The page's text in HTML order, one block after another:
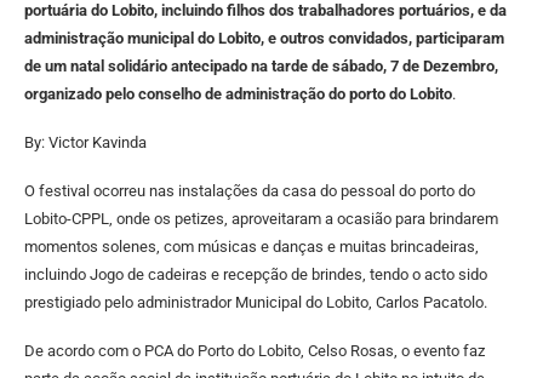
portuária do Lobito, incluindo filhos dos trabalhadores portuários, e da
administração municipal do Lobito, e outros convidados, participaram
de um natal solidário antecipado na tarde de sábado, 7 de Dezembro,
organizado pelo conselho de administração do porto do Lobito.
By: Victor Kavinda
O festival ocorreu nas instalações da casa do pessoal do porto do
Lobito-CPPL, onde os petizes, aproveitaram a ocasião para brindarem
momentos solenes, com músicas e danças e muitas brincadeiras,
incluindo Jogo de cadeiras e recepção de brindes, tendo o acto sido
prestigiado pelo administrador Municipal do Lobito, Carlos Pacatolo.
De acordo com o PCA do Porto do Lobito, Celso Rosas, o evento faz